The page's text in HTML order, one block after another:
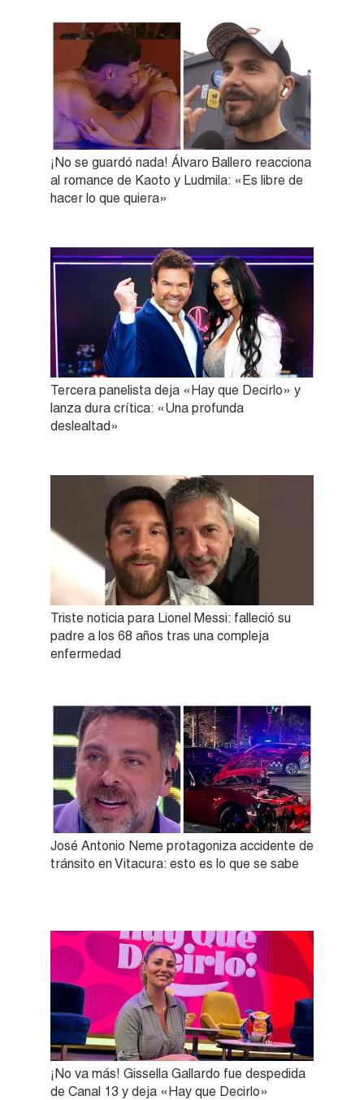
¡No se guardó nada! Álvaro Ballero reacciona
al romance de Kaoto y Ludmila: «Es libre de
hacer lo que quiera»
Tercera panelista deja «Hay que Decirlo» y
lanza dura crítica: «Una profunda
deslealtad»
Triste noticia para Lionel Messi: falleció su
padre a los 68 años tras una compleja
enfermedad
José Antonio Neme protagoniza accidente de
tránsito en Vitacura: esto es lo que se sabe
¡No va más! Gissella Gallardo fue despedida
de Canal 13 y deja «Hay que Decirlo»